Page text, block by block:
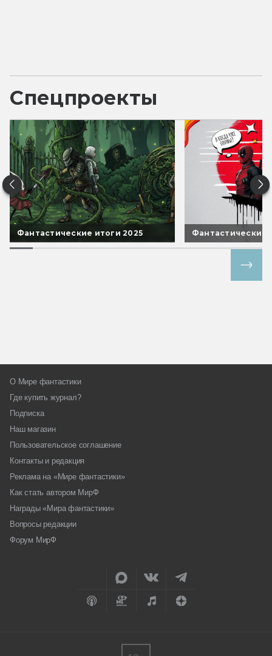
Спецпроекты
Фантастические итоги 2025 Фантастические
О Мире фантастики
Где купить журнал?
Подписка
Наш магазин
Пользовательское соглашение
Контакты и редакция
Реклама на «Мире фантастики»
Как стать автором МирФ
Награды «Мира фантастики»
Вопросы редакции
Форум МирФ